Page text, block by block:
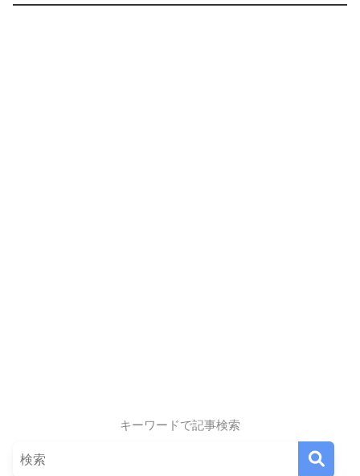
キーワードで記事検索